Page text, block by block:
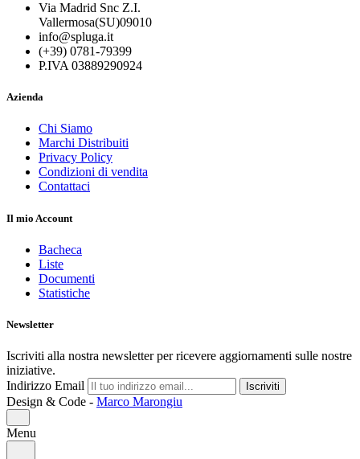
Via Madrid Snc Z.I.
Vallermosa(SU)09010
info@spluga.it
(+39) 0781-79399
P.IVA 03889290924
Azienda
Chi Siamo
Marchi Distribuiti
Privacy Policy
Condizioni di vendita
Contattaci
Il mio Account
Bacheca
Liste
Documenti
Statistiche
Newsletter
Iscriviti alla nostra newsletter per ricevere aggiornamenti sulle nostre
iniziative.
Indirizzo Email
Iscriviti
Design & Code - Marco Marongiu
Menu